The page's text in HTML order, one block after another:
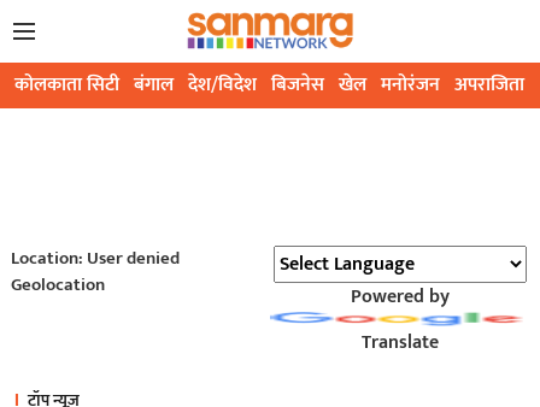
कोलकाता सिटी बंगाल देश/विदेश बिजनेस खेल मनोरंजन अपराजिता
Location: User denied
Geolocation
Powered by
Translate
टॉप न्यूज़